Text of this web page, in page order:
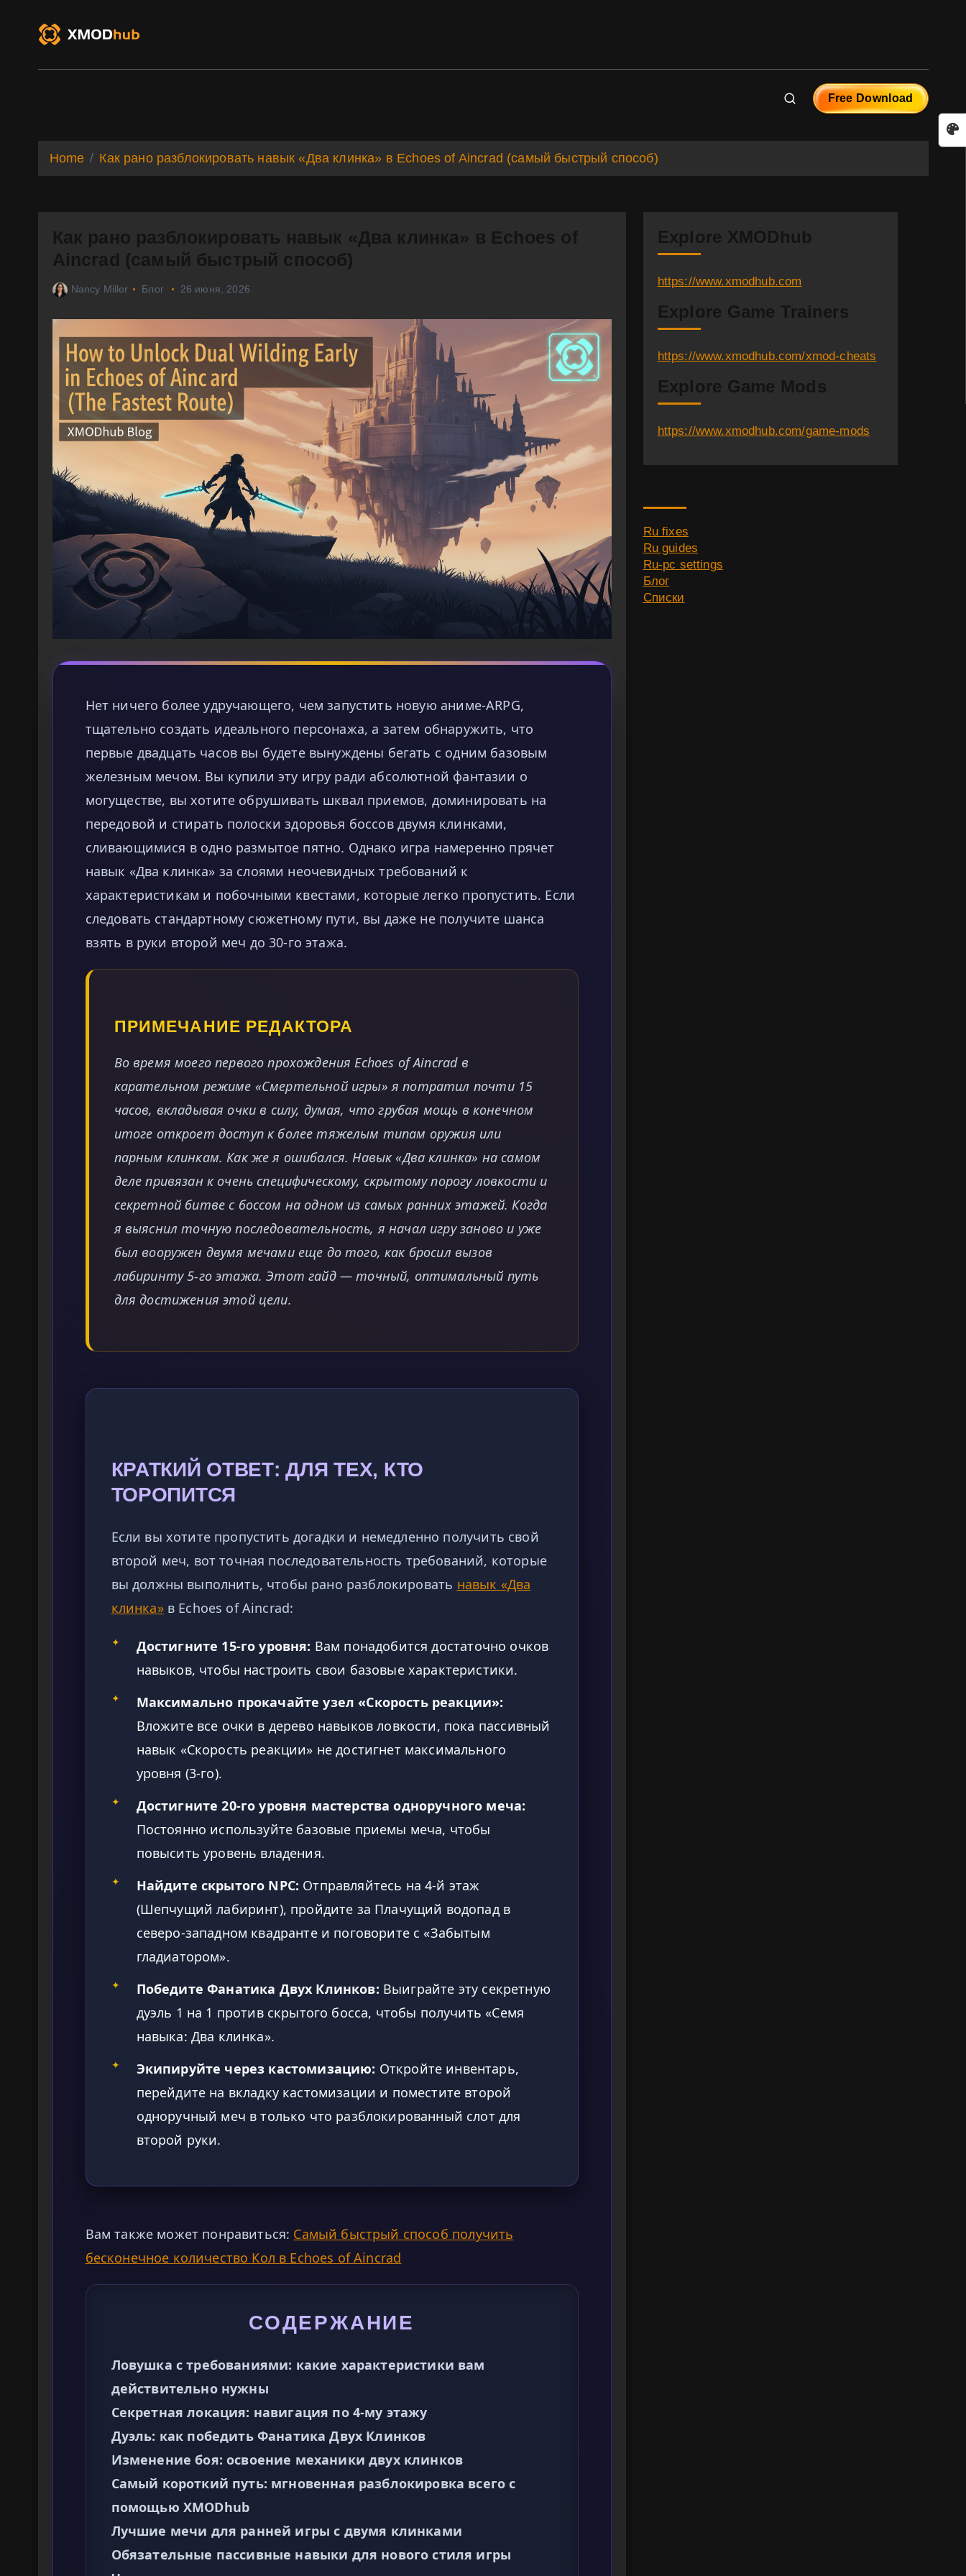
Free Download
Home Как рано разблокировать навык «Два клинка» в Echoes of Aincrad (самый быстрый способ)
Как рано разблокировать навык «Два клинка» в Echoes of
Aincrad (самый быстрый способ)
Nancy Miller Блог 26 июня, 2026
Нет ничего более удручающего, чем запустить новую аниме-ARPG,
тщательно создать идеального персонажа, а затем обнаружить, что
первые двадцать часов вы будете вынуждены бегать с одним базовым
железным мечом. Вы купили эту игру ради абсолютной фантазии о
могуществе, вы хотите обрушивать шквал приемов, доминировать на
передовой и стирать полоски здоровья боссов двумя клинками,
сливающимися в одно размытое пятно. Однако игра намеренно прячет
навык «Два клинка» за слоями неочевидных требований к
характеристикам и побочными квестами, которые легко пропустить. Если
следовать стандартному сюжетному пути, вы даже не получите шанса
взять в руки второй меч до 30-го этажа.
ПРИМЕЧАНИЕ РЕДАКТОРА
Во время моего первого прохождения Echoes of Aincrad в
карательном режиме «Смертельной игры» я потратил почти 15
часов, вкладывая очки в силу, думая, что грубая мощь в конечном
итоге откроет доступ к более тяжелым типам оружия или
парным клинкам. Как же я ошибался. Навык «Два клинка» на самом
деле привязан к очень специфическому, скрытому порогу ловкости и
секретной битве с боссом на одном из самых ранних этажей. Когда
я выяснил точную последовательность, я начал игру заново и уже
был вооружен двумя мечами еще до того, как бросил вызов
лабиринту 5-го этажа. Этот гайд — точный, оптимальный путь
для достижения этой цели.
КРАТКИЙ ОТВЕТ: ДЛЯ ТЕХ, КТО
ТОРОПИТСЯ
Если вы хотите пропустить догадки и немедленно получить свой
второй меч, вот точная последовательность требований, которые
вы должны выполнить, чтобы рано разблокировать навык «Два
клинка»в Echoes of Aincrad:
✦ Достигните 15-го уровня: Вам понадобится достаточно очков
навыков, чтобы настроить свои базовые характеристики.
✦
Максимально прокачайте узел «Скорость реакции»:
Вложите все очки в дерево навыков ловкости, пока пассивный
навык «Скорость реакции» не достигнет максимального
уровня (3-го).
✦
Достигните 20-го уровня мастерства одноручного меча:
Постоянно используйте базовые приемы меча, чтобы
повысить уровень владения.
✦ Найдите скрытого NPC: Отправляйтесь на 4-й этаж
(Шепчущий лабиринт), пройдите за Плачущий водопад в
северо-западном квадранте и поговорите с «Забытым
гладиатором».
✦ Победите Фанатика Двух Клинков: Выиграйте эту секретную
дуэль 1 на 1 против скрытого босса, чтобы получить «Семя
навыка: Два клинка».
✦ Экипируйте через кастомизацию: Откройте инвентарь,
перейдите на вкладку кастомизации и поместите второй
одноручный меч в только что разблокированный слот для
второй руки.
Вам также может понравиться: Самый быстрый способ получить
бесконечное количество Кол в Echoes of Aincrad
СОДЕРЖАНИЕ
Ловушка с требованиями: какие характеристики вам
действительно нужны
Секретная локация: навигация по 4-му этажу
Дуэль: как победить Фанатика Двух Клинков
Изменение боя: освоение механики двух клинков
Самый короткий путь: мгновенная разблокировка всего с
помощью XMODhub
Лучшие мечи для ранней игры с двумя клинками
Обязательные пассивные навыки для нового стиля игры
Explore XMODhub
https://www.xmodhub.com
Explore Game Trainers
https://www.xmodhub.com/xmod-cheats
Explore Game Mods
https://www.xmodhub.com/game-mods
Ru fixes
Ru guides
Ru-pc settings
Блог
Списки